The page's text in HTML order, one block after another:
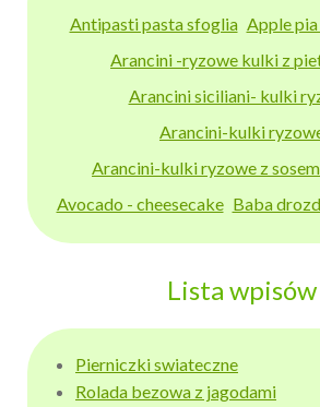
Antipasti pasta sfoglia Apple
Arancini -ryzowe kulki z
Arancini siciliani- kulki
Arancini-kulki
Arancini-kulki ryzowe z
Avocado - cheesecake Baba
Lista wpisów
Pierniczki swiateczne
Rolada bezowa z jagodami